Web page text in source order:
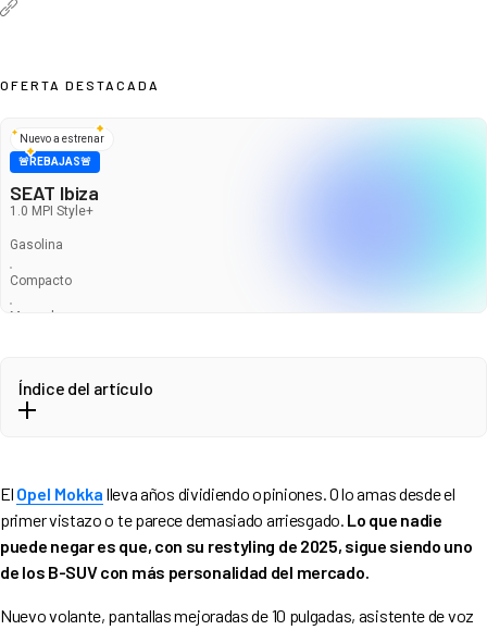
OFERTA DESTACADA
Nuevo a estrenar
🚨REBAJAS🚨
SEAT Ibiza
1.0 MPI Style+
Gasolina
Compacto
Manual
296€
Índice del artículo
Diseño exterior: ¿cómo ha evolucionado?
Interior, espacio y tecnología
Calidad percibida y ergonomía
Pantalla, conectividad y sistemas multimedia
El Opel Mokka lleva años dividiendo opiniones. O lo amas desde el
primer vistazo o te parece demasiado arriesgado. Lo que nadie
puede negar es que, con su restyling de 2025, sigue siendo uno
de los B-SUV con más personalidad del mercado.
Nuevo volante, pantallas mejoradas de 10 pulgadas, asistente de voz